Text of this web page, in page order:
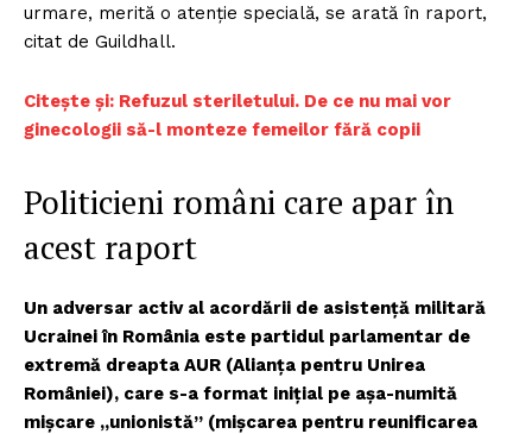
urmare, merită o atenție specială, se arată în raport,
citat de Guildhall.
Citește și: Refuzul steriletului. De ce nu mai vor
ginecologii să-l monteze femeilor fără copii
Politicieni români care apar în
acest raport
Un adversar activ al acordării de asistență militară
Ucrainei în România este partidul parlamentar de
extremă dreapta AUR (Alianța pentru Unirea
României), care s-a format inițial pe așa-numită
mișcare „unionistă” (mișcarea pentru reunificarea